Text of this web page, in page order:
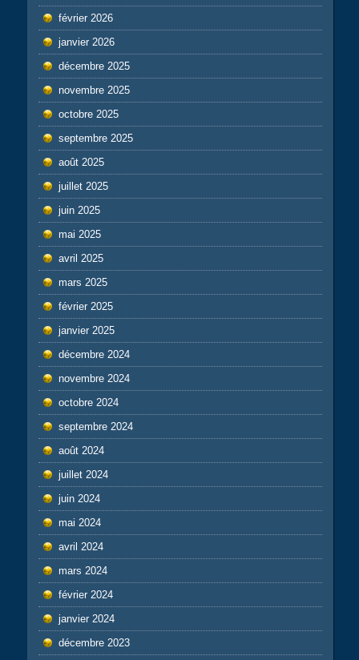
février 2026
janvier 2026
décembre 2025
novembre 2025
octobre 2025
septembre 2025
août 2025
juillet 2025
juin 2025
mai 2025
avril 2025
mars 2025
février 2025
janvier 2025
décembre 2024
novembre 2024
octobre 2024
septembre 2024
août 2024
juillet 2024
juin 2024
mai 2024
avril 2024
mars 2024
février 2024
janvier 2024
décembre 2023